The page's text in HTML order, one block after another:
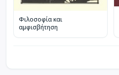
Φιλοσοφία και
αμφισβήτηση